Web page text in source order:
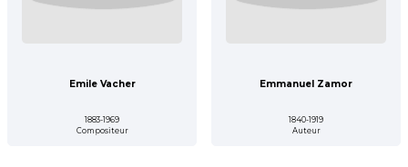
Emile Vacher
1883-1969
Compositeur
Emmanuel Zamor
1840-1919
Auteur